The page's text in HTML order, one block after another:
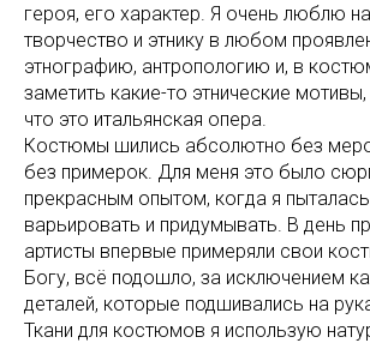
героя, его характер. Я очень люблю
творчество и этнику в любом
этнографию, антропологию и, в
заметить какие-то этнические
что это итальянская опера.
Костюмы шились абсолютно без
без примерок. Для меня это было
прекрасным опытом, когда я
варьировать и придумывать. В день
артисты впервые примеряли свои
Богу, всё подошло, за исключением
деталей, которые подшивались на
Ткани для костюмов я использую